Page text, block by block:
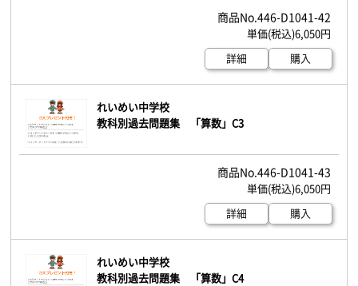
446-D1041-42
6,050円
詳細
購入
れいめい中学校
教科別過去問題集 「算数」C3
446-D1041-43
6,050円
詳細
購入
れいめい中学校
教科別過去問題集 「算数」C4